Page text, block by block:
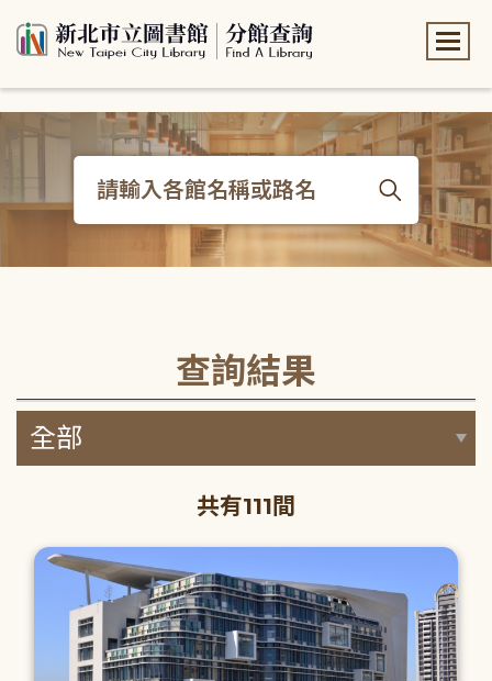
查詢結果
共有111間